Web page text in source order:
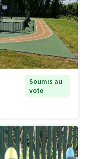
Soumis au
vote